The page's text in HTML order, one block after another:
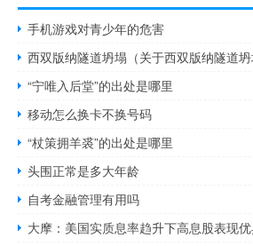
手机游戏对青少年的危害
西双版纳隧道坍塌（关于西双版纳隧道坍
“宁唯入后堂”的出处是哪里
移动怎么换卡不换号码
“杖策拥羊裘”的出处是哪里
头围正常是多大年龄
自考金融管理有用吗
大摩：美国实质息率趋升下高息股表现